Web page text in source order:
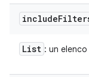
include
List : un